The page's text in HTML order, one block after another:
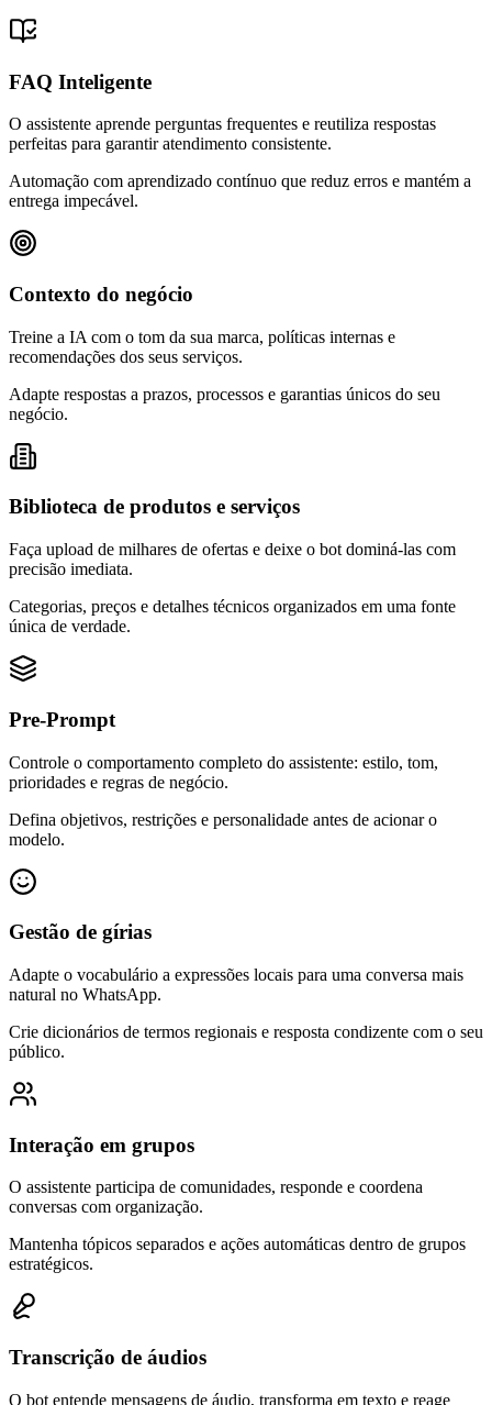
FAQ Inteligente
O assistente aprende perguntas frequentes e reutiliza respostas
perfeitas para garantir atendimento consistente.
Automação com aprendizado contínuo que reduz erros e mantém a
entrega impecável.
Contexto do negócio
Treine a IA com o tom da sua marca, políticas internas e
recomendações dos seus serviços.
Adapte respostas a prazos, processos e garantias únicos do seu
negócio.
Biblioteca de produtos e serviços
Faça upload de milhares de ofertas e deixe o bot dominá-las com
precisão imediata.
Categorias, preços e detalhes técnicos organizados em uma fonte
única de verdade.
Pre-Prompt
Controle o comportamento completo do assistente: estilo, tom,
prioridades e regras de negócio.
Defina objetivos, restrições e personalidade antes de acionar o
modelo.
Gestão de gírias
Adapte o vocabulário a expressões locais para uma conversa mais
natural no WhatsApp.
Crie dicionários de termos regionais e resposta condizente com o seu
público.
Interação em grupos
O assistente participa de comunidades, responde e coordena
conversas com organização.
Mantenha tópicos separados e ações automáticas dentro de grupos
estratégicos.
Transcrição de áudios
O bot entende mensagens de áudio, transforma em texto e reage